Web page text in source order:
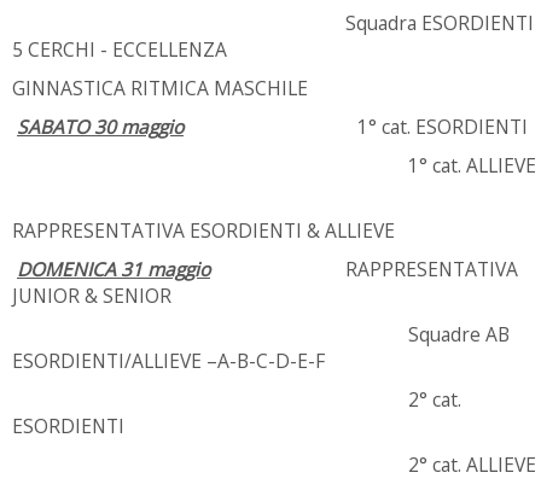
Squadra ESORDIENTI
5 CERCHI - ECCELLENZA
GINNASTICA RITMICA MASCHILE
SABATO 30 maggio1° cat. ESORDIENTI
1° cat. ALLIEVE
RAPPRESENTATIVA ESORDIENTI & ALLIEVE
DOMENICA 31 maggioRAPPRESENTATIVA
JUNIOR & SENIOR
Squadre AB
ESORDIENTI/ALLIEVE –A-B-C-D-E-F
2° cat.
ESORDIENTI
2° cat. ALLIEVE